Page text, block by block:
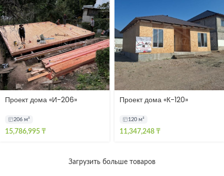
Проект дома «И-206»
206 м²
15,786,995 ₸
Проект дома «К-120»
120 м²
11,347,248 ₸
Загрузить больше товаров